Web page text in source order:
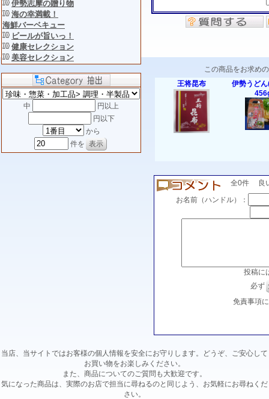
伊勢志摩の贈り物
海の幸満載！
海鮮バーベキュー
ビールが旨いっ！
健康セレクション
美容セレクション
中
円以上
円以下
から
件を
この商品をお求め
王将昆布
伊勢うど
全0件 良
お名前（ハンドル）：
投稿に
必ず
免責事項
当店、当サイトではお客様の個人情報を安全にお守りします。どうぞ、ご安心して
お買い物をお楽しみください。
また、商品についてのご質問も大歓迎です。
気になった商品は、実際のお店で担当に尋ねるのと同じよう、お気軽にお尋ねくだ
さい。